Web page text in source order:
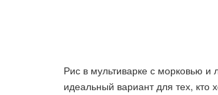
Рис в мультиварке с морковью и
идеальный вариант для тех,